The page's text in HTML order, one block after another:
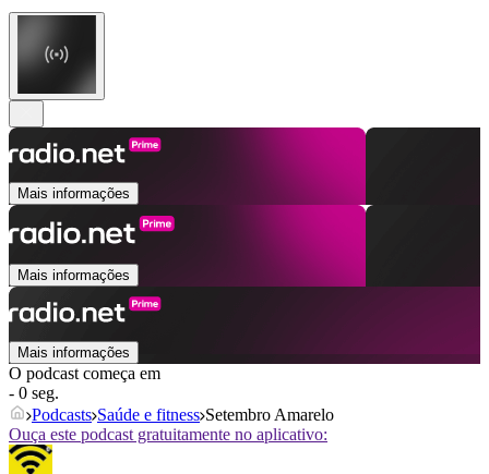
Mais informações
Mais informações
Mais informações
O podcast começa em
- 0 seg.
Podcasts Saúde e fitness Setembro Amarelo
Ouça este podcast gratuitamente no aplicativo: